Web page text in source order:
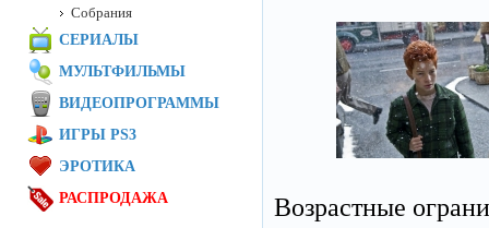
Возрастные
Собрания
СЕРИАЛЫ
МУЛЬТФИЛЬМЫ
ВИДЕОПРОГРАММЫ
ИГРЫ PS3
ЭРОТИКА
РАСПРОДАЖА